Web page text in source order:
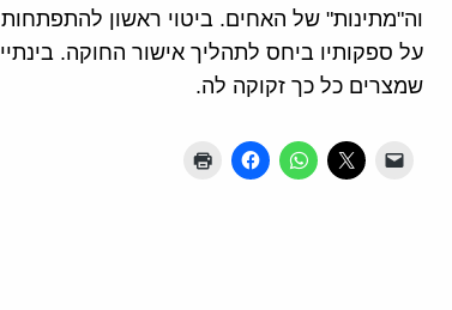
וה"מתינות" של האחים. ביטוי ראשון
על ספקותיו ביחס לתהליך אישור החוקה.
שמצרים כל כך זקוקה לה.